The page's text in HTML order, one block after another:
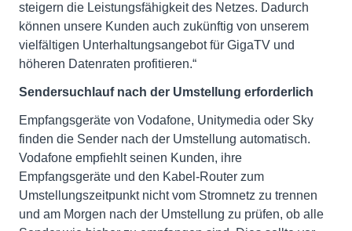
steigern die Leistungsfähigkeit des Netzes. Dadurch
können unsere Kunden auch zukünftig von unserem
vielfältigen Unterhaltungsangebot für GigaTV und
höheren Datenraten profitieren.“
Sendersuchlauf nach der Umstellung erforderlich
Empfangsgeräte von Vodafone, Unitymedia oder Sky
finden die Sender nach der Umstellung automatisch.
Vodafone empfiehlt seinen Kunden, ihre
Empfangsgeräte und den Kabel-Router zum
Umstellungszeitpunkt nicht vom Stromnetz zu trennen
und am Morgen nach der Umstellung zu prüfen, ob alle